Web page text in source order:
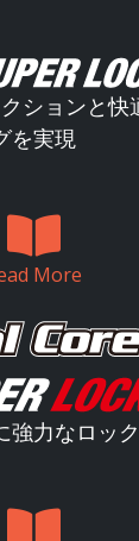
ションと快
を実現
More
強力なロッ